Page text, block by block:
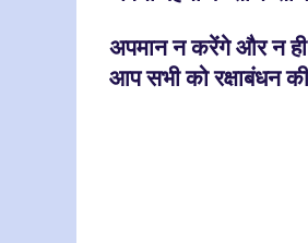
अपमान न करेंगे और न ही
आप सभी को रक्षाबंधन